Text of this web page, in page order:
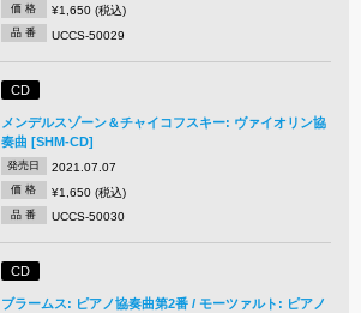
価 格 ¥1,650 (税込)
品 番 UCCS-50029
CD
メンデルスゾーン＆チャイコフスキー: ヴァイオリン協
奏曲 [SHM-CD]
発売日 2021.07.07
価 格 ¥1,650 (税込)
品 番 UCCS-50030
CD
ブラームス: ピアノ協奏曲第2番 / モーツァルト: ピアノ